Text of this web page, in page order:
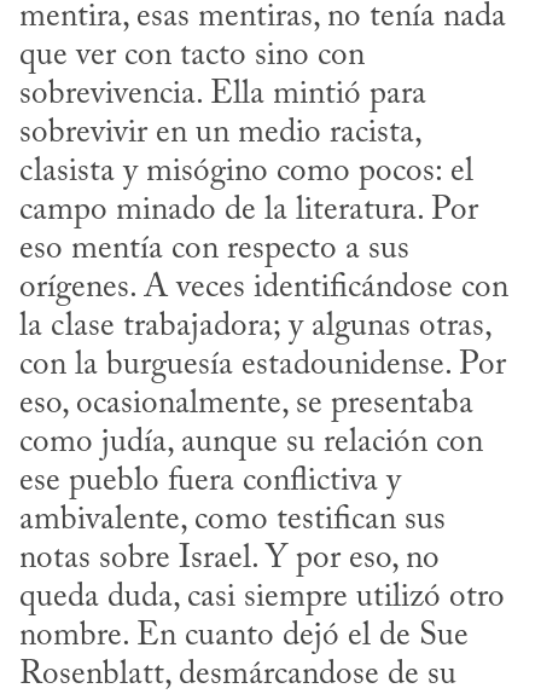
mentira, esas mentiras, no tenía nada
que ver con tacto sino con
sobrevivencia. Ella mintió para
sobrevivir en un medio racista,
clasista y misógino como pocos: el
campo minado de la literatura. Por
eso mentía con respecto a sus
orígenes. A veces identificándose con
la clase trabajadora; y algunas otras,
con la burguesía estadounidense. Por
eso, ocasionalmente, se presentaba
como judía, aunque su relación con
ese pueblo fuera conflictiva y
ambivalente, como testifican sus
notas sobre Israel. Y por eso, no
queda duda, casi siempre utilizó otro
nombre. En cuanto dejó el de Sue
Rosenblatt, desmárcandose de su